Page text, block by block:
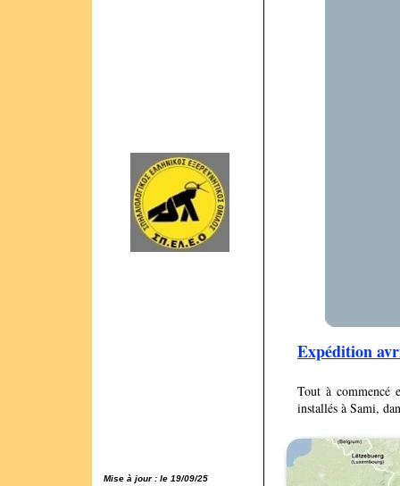
Expédition
Tout à commencé
installés à Sami,
Mise à jour : le 19/09/25